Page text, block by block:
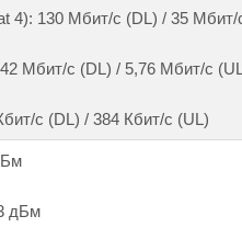
4): 130 Мбит/с (DL) / 35 Мбит/
Мбит/с (DL) / 5,76 Мбит/с
с (DL) / 384 Кбит/с (UL)
дБм